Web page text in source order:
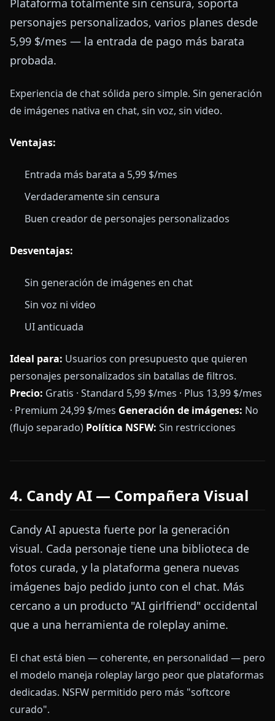
Plataforma totalmente sin censura, soporta
personajes personalizados, varios planes desde
5,99 $/mes — la entrada de pago más barata
probada.
Experiencia de chat sólida pero simple. Sin generación
de imágenes nativa en chat, sin voz, sin video.
Ventajas:
Entrada más barata a 5,99 $/mes
Verdaderamente sin censura
Buen creador de personajes personalizados
Desventajas:
Sin generación de imágenes en chat
Sin voz ni video
UI anticuada
Ideal para: Usuarios con presupuesto que quieren
personajes personalizados sin batallas de filtros.
Precio: Gratis · Standard 5,99 $/mes · Plus 13,99 $/mes
· Premium 24,99 $/mes Generación de imágenes: No
(flujo separado) Política NSFW: Sin restricciones
4. Candy AI — Compañera Visual
Candy AI apuesta fuerte por la generación
visual. Cada personaje tiene una biblioteca de
fotos curada, y la plataforma genera nuevas
imágenes bajo pedido junto con el chat. Más
cercano a un producto "AI girlfriend" occidental
que a una herramienta de roleplay anime.
El chat está bien — coherente, en personalidad — pero
el modelo maneja roleplay largo peor que plataformas
dedicadas. NSFW permitido pero más "softcore
curado".